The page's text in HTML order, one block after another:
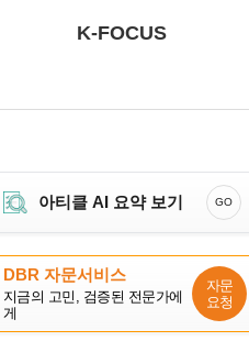
K-FOCUS
아티클 AI 요약 보기 GO
DBR 자문서비스
지금의 고민, 검증된 전문가에
게
자문
요청